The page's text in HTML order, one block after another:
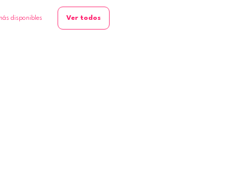
disponibles Ver todos